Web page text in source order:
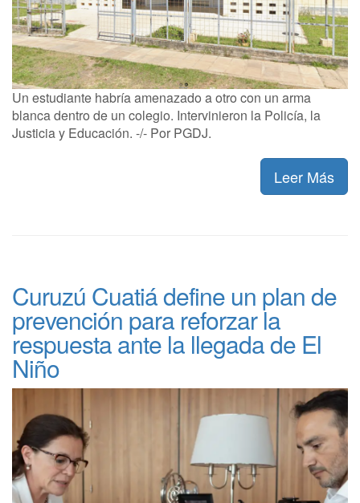
Un estudiante habría amenazado a otro con un arma
blanca dentro de un colegio. Intervinieron la Policía, la
Justicia y Educación. -/- Por PGDJ.
Leer Más
Curuzú Cuatiá define un plan de
prevención para reforzar la
respuesta ante la llegada de El
Niño